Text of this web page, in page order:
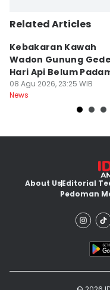
Related Articles
Kebakaran Kawah
Wadon Gunung
Hari Api Belum
08 Agu 2026, 23:25 WIB
News
About UsEditorial
Pedoman